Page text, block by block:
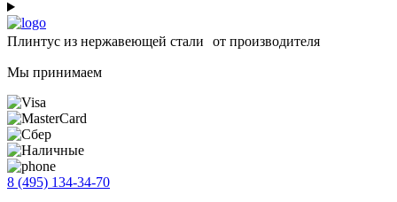
Плинтус из нержавеющей стали от производителя
Мы принимаем
8 (495) 134-34-70